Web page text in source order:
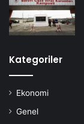
Kategoriler
Ekonomi
Genel